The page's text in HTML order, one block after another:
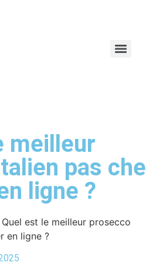
meilleur
pas
ligne ?
Quel est le meilleur prosecco
en ligne ?